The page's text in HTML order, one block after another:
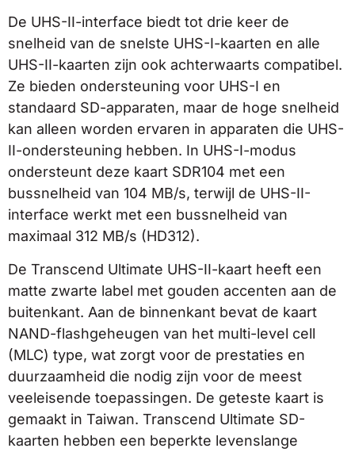
De UHS-II-interface biedt tot drie keer de
snelheid van de snelste UHS-I-kaarten en alle
UHS-II-kaarten zijn ook achterwaarts compatibel.
Ze bieden ondersteuning voor UHS-I en
standaard SD-apparaten, maar de hoge snelheid
kan alleen worden ervaren in apparaten die UHS-
II-ondersteuning hebben. In UHS-I-modus
ondersteunt deze kaart SDR104 met een
bussnelheid van 104 MB/s, terwijl de UHS-II-
interface werkt met een bussnelheid van
maximaal 312 MB/s (HD312).
De Transcend Ultimate UHS-II-kaart heeft een
matte zwarte label met gouden accenten aan de
buitenkant. Aan de binnenkant bevat de kaart
NAND-flashgeheugen van het multi-level cell
(MLC) type, wat zorgt voor de prestaties en
duurzaamheid die nodig zijn voor de meest
veeleisende toepassingen. De geteste kaart is
gemaakt in Taiwan. Transcend Ultimate SD-
kaarten hebben een beperkte levenslange